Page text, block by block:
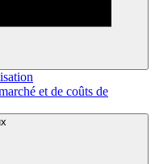
et de coûts de